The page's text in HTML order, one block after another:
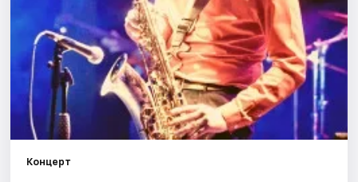
Города
Площадки
Артисты
Концерт